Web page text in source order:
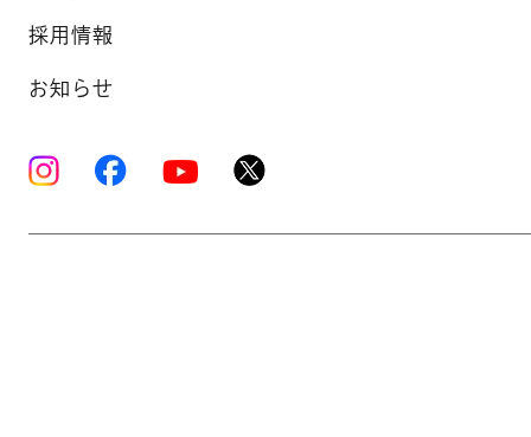
採用情報
お知らせ